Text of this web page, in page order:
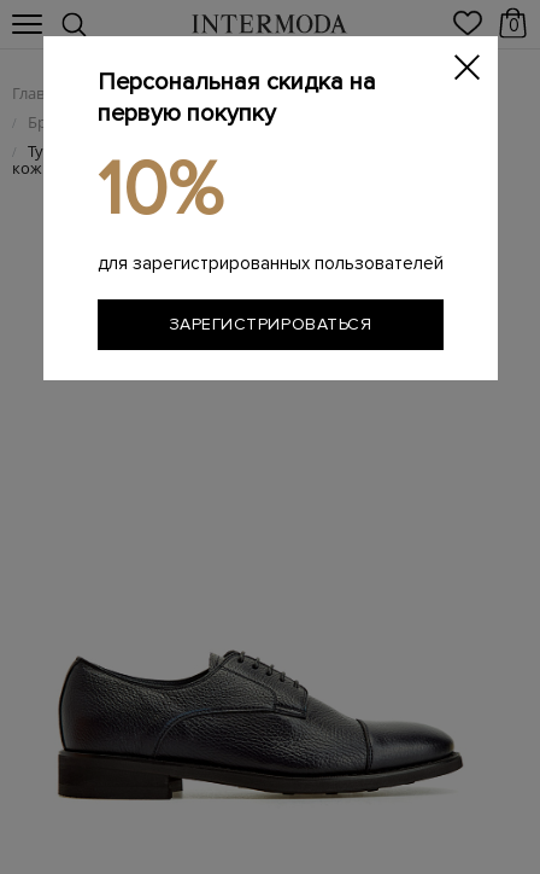
0
Главная Мужчинам / Брендовая мужская обувь
/ Брендовые мужские туфли
/ Туфли-дерби из окрашенной вручную крупнозернистой
кожи
Персональная скидка на
первую покупку
10%
для зарегистрированных пользователей
ЗАРЕГИСТРИРОВАТЬСЯ